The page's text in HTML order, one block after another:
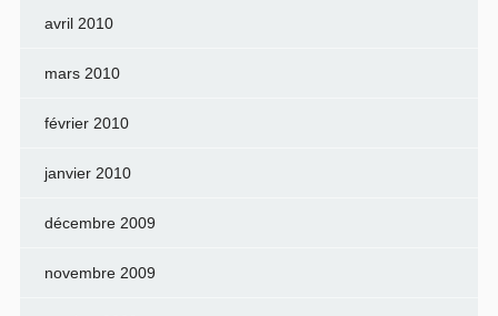
avril 2010
mars 2010
février 2010
janvier 2010
décembre 2009
novembre 2009